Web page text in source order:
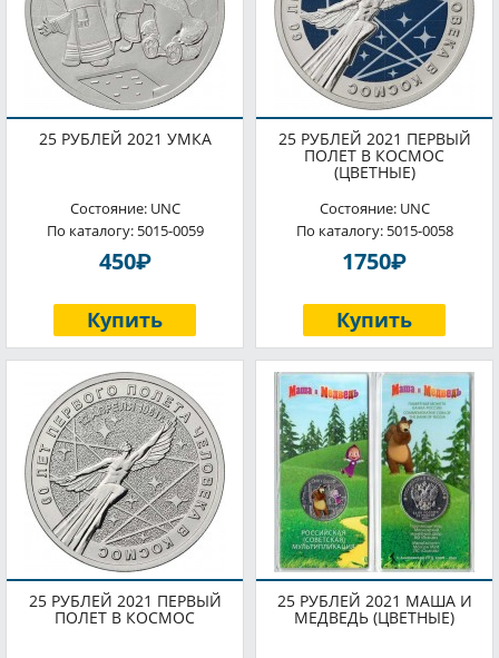
25 РУБЛЕЙ 2021 УМКА
Состояние: UNC
По каталогу: 5015-0059
450P
Купить
25 РУБЛЕЙ 2021 ПЕРВЫЙ
ПОЛЕТ В КОСМОС
(ЦВЕТНЫЕ)
Состояние: UNC
По каталогу: 5015-0058
1750P
Купить
25 РУБЛЕЙ 2021 ПЕРВЫЙ
ПОЛЕТ В КОСМОС
25 РУБЛЕЙ 2021 МАША И
МЕДВЕДЬ (ЦВЕТНЫЕ)